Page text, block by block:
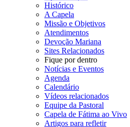
Histórico
A Capela
Missão e Objetivos
Atendimentos
Devoção Mariana
Sites Relacionados
Fique por dentro
Notícias e Eventos
Agenda
Calendário
Vídeos relacionados
Equipe da Pastoral
Capela de Fátima ao Vivo
Artigos para refletir